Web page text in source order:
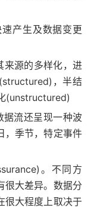
产生及数据变更
来源的多样化，进
，半结
(unstructured)
据流还呈现一种波
，季节，特定事件
。不同方
很大差异。数据分
很大程度上取决于